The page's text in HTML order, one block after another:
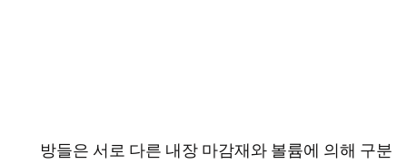
방들은 서로 다른 내장 마감재와 볼륨에 의해 구분